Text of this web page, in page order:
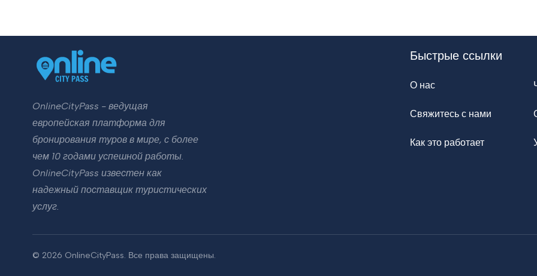
OnlineCityPass - ведущая
европейская платформа для
бронирования туров в мире, с более
чем 10 годами успешной работы.
OnlineCityPass известен как
надежный поставщик туристических
услуг.
Быстрые ссылки
О нас
Свяжитесь с нами
Как это работает
© 2026 OnlineCityPass. Все права защищены.